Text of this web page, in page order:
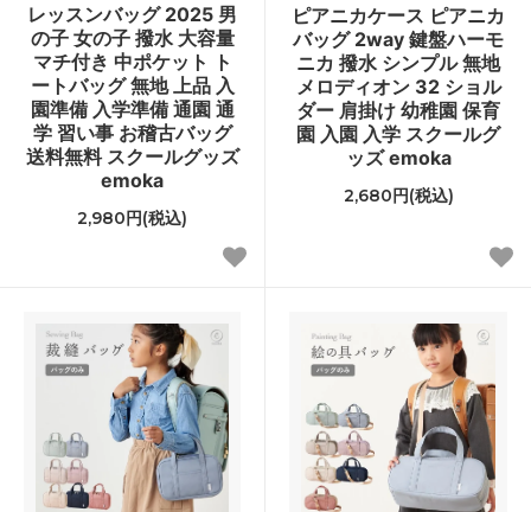
レッスンバッグ 2025 男
の子 女の子 撥水 大容量
マチ付き 中ポケット ト
ートバッグ 無地 上品 入
園準備 入学準備 通園 通
学 習い事 お稽古バッグ
送料無料 スクールグッズ
emoka
2,980円(税込)
ピアニカケース ピアニカ
バッグ 2way 鍵盤ハーモ
ニカ 撥水 シンプル 無地
メロディオン 32 ショル
ダー 肩掛け 幼稚園 保育
園 入園 入学 スクールグ
ッズ emoka
2,680円(税込)